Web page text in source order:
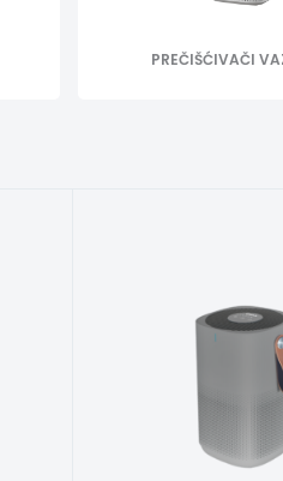
PREČIŠĆIVAČI